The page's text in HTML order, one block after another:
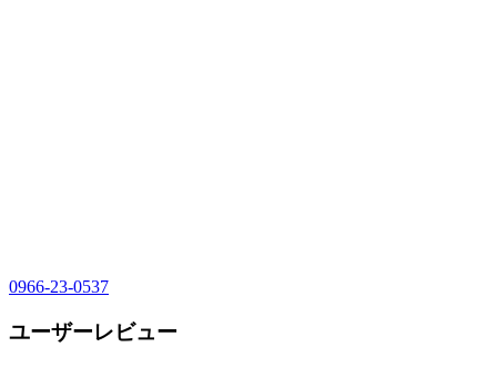
0966-23-0537
ユーザーレビュー